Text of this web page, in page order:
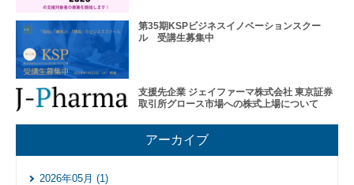
ンス
クー
アク
セラ
レー
ショ
そ
第35期KSPビジネスイノベーションスクー
ル 受講生募集中
支援先企業 ジェイファーマ株式会社 東京証券
取引所グロース市場への株式上場について
アーカイブ
2026年05月 (1)